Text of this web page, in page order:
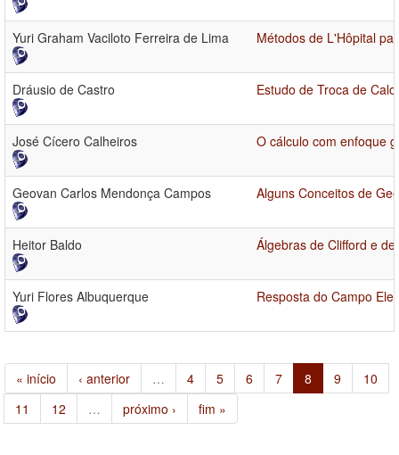
Yuri Graham Vaciloto Ferreira de Lima Métodos de L'Hôpital
Dráusio de Castro Estudo de Troca de
José Cícero Calheiros O cálculo com enfoque
Geovan Carlos Mendonça Campos Alguns Conceitos de
Heitor Baldo Álgebras de Clifford e
Yuri Flores Albuquerque Resposta do Campo
« início ‹ anterior … 4 5 6 7 8 9
10
11
12 … próximo › fim »